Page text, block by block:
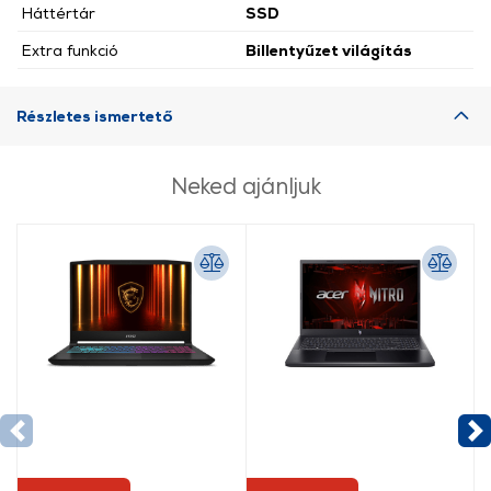
Háttértár
SSD
Extra funkció
Billentyűzet világítás
Részletes ismertető
Neked ajánljuk